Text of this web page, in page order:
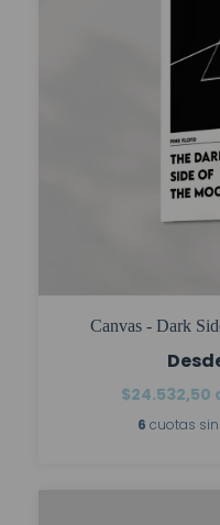
Canvas - Dark
$24.532,50
6 cuotas